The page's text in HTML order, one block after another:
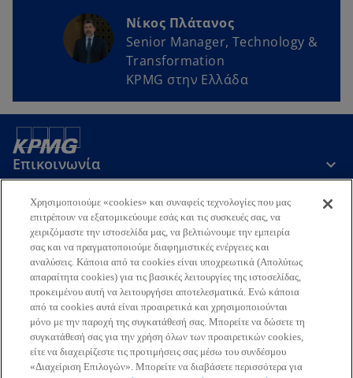
Νίκος Πλάτανος
Senior Manager, Technology &
Transformation
KPMG στην Ελλάδα
Επικοινωνία
Εταιρεία
Τελευταία Νέα
o
p
e
n
o
p
e
n
o
p
e
n
o
p
e
n
Όροι χρήσηςΠροστασία Προσωπικών ΔεδομένωνΠροσβασιμότητα
ΓλωσσάριοΒοήθειαΠολιτική Προσωπικών Δεδομένων
Πολιτική ασφάλειας πληροφοριών, ιδιωτικότητας & επιχειρησιακής
Χρησιμοποιούμε «cookies» και συναφείς τεχνολογίες που μας
επιτρέπουν να εξατομικεύουμε εσάς και τις συσκευές σας, να
χειριζόμαστε την ιστοσελίδα μας, να βελτιώνουμε την εμπειρία
σας και να πραγματοποιούμε διαφημιστικές ενέργειες και
αναλύσεις. Κάποια από τα cookies είναι υποχρεωτικά (Απολύτως
απαραίτητα cookies) για τις βασικές λειτουργίες της ιστοσελίδας,
προκειμένου αυτή να λειτουργήσει αποτελεσματικά. Ενώ κάποια
από τα cookies αυτά είναι προαιρετικά και χρησιμοποιούνται
μόνο με την παροχή της συγκατάθεσή σας. Μπορείτε να δώσετε τη
συγκατάθεσή σας για την χρήση όλων των προαιρετικών cookies,
είτε να διαχειρίζεστε τις προτιμήσεις σας μέσω του συνδέσμου
«Διαχείριση Επιλογών». Μπορείτε να διαβάσετε περισσότερα για